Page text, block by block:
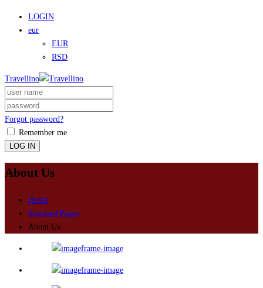
LOGIN
eur
EUR
RSD
Travellino
Forgot password?
Remember me
LOG IN
About Us
Home
Standard Pages
About Us